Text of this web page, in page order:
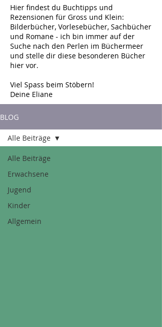
Hier findest du Buchtipps und
Rezensionen für Gross und Klein:
Bilderbücher, Vorlesebücher, Sachbücher
und Romane - ich bin immer auf der
Suche nach den Perlen im Büchermeer
und stelle dir diese besonderen Bücher
hier vor.
Viel Spass beim Stöbern!
Deine Eliane
BLOG
Alle Beiträge
Erwachsene
Jugend
Kinder
Allgemein
Alle Beiträge